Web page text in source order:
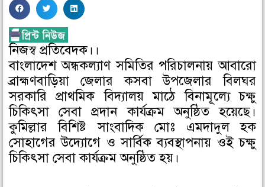
S
h
a
r
e
f
a
c
e
S
h
a
r
e
o
w
i
t
S
h
r
e
n
k
নিজস্ব প্রতিবেদক।।
বাংলাদেশ অন্ধকল্যাণ সমিতির পরিচালনায় আবারো
ব্রাহ্মণবাড়িয়া জেলার কসবা উপজেলার বিলঘর
সরকারি প্রাথমিক বিদ্যালয় মাঠে বিনামূল্যে চক্ষু
চিকিৎসা সেবা প্রদান কার্যক্রম অনুষ্ঠিত হয়েছে।
কুমিল্লার বিশিষ্ট সাংবাদিক মোঃ এমদাদুল হক
সোহাগের উদ্যোগে ও সার্বিক ব্যবস্থাপনায় ওই চক্ষু
চিকিৎসা সেবা কার্যক্রম অনুষ্ঠিত হয়।